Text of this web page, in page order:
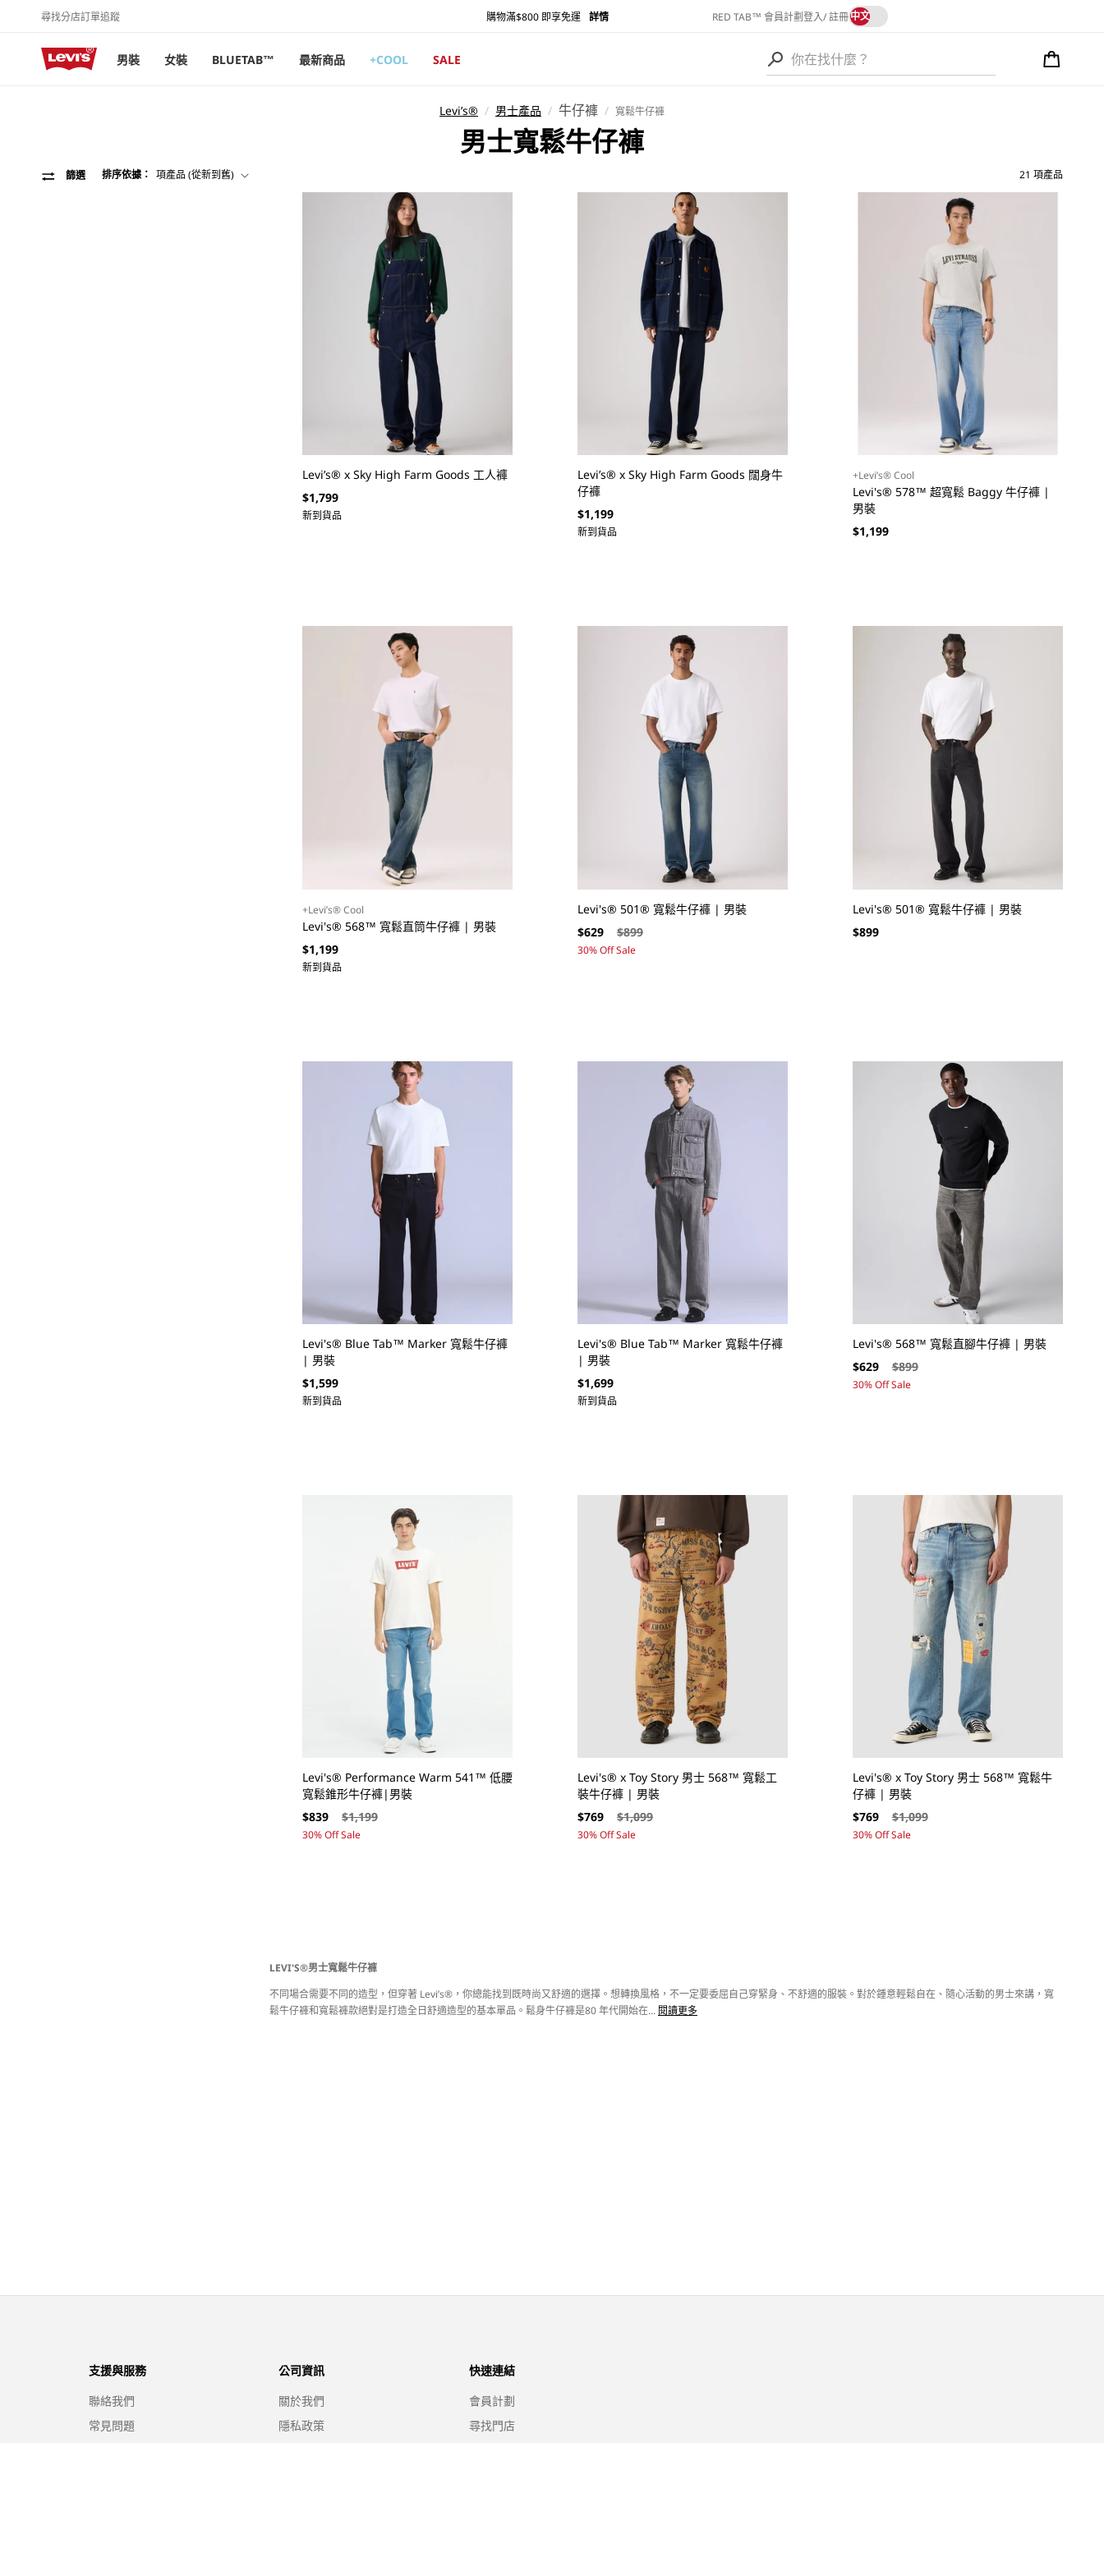
跳至內容
尋找分店訂單追蹤 購物滿$800 即享免運 詳情 RED TAB™ 會員計劃登入/ 註冊語
中文
語
物
男裝 女裝 BLUETAB™ 最新商品 +COOL SALE
Levi’s® / 男士產品 / 牛仔褲 / 寬鬆牛仔褲
商
品
系
男士寬鬆牛仔褲
篩選 排序依據： 21 項產品
Levi’s® x Sky High Farm Goods 工人褲
定
價
$1,799
新到貨品
Levi’s® x Sky High Farm Goods 闊身牛
仔褲
定
價
$1,199
新到貨品
+Levi’s® Cool
Levi's® 578™ 超寬鬆 Baggy 牛仔褲 |
男裝
定
$1,199
+Levi’s® Cool
Levi's® 568™ 寬鬆直筒牛仔褲 | 男裝
定
價
$1,199
新到貨品
Levi's® 501® 寬鬆牛仔褲 | 男裝
售
價
$629
定
價
$899
30% Off Sale
Levi's® 501® 寬鬆牛仔褲 | 男裝
定
$899
Levi's® Blue Tab™ Marker 寬鬆牛仔褲
| 男裝
定
價
$1,599
新到貨品
Levi's® Blue Tab™ Marker 寬鬆牛仔褲
| 男裝
定
價
$1,699
新到貨品
Levi's® 568™ 寬鬆直腳牛仔褲 | 男裝
售
價
$629
定
價
$899
30% Off Sale
Levi's® Performance Warm 541™ 低腰
寬鬆錐形牛仔褲|男裝
售
價
$839
定
價
$1,199
30% Off Sale
Levi's® x Toy Story 男士 568™ 寬鬆工
裝牛仔褲 | 男裝
售
價
$769
定
價
$1,099
30% Off Sale
Levi's® x Toy Story 男士 568™ 寬鬆牛
仔褲 | 男裝
售
價
$769
定
價
$1,099
30% Off Sale
LEVI'S®男士寬鬆牛仔褲
不同場合需要不同的造型，但穿著 Levi’s®，你總能找到既時尚又舒適的選擇。想轉換風格，不一定要委屈自己穿緊身、不舒適的服裝。對於鍾意輕鬆自在、隨心活動的男士來講，寬
鬆牛仔褲和寬鬆褲款絕對是打造全日舒適造型的基本單品。鬆身牛仔褲是80 年代開始在... 閱讀更多
支援與服務
聯絡我們
常見問題
公司資訊
關於我們
隱私政策
快速連結
會員計劃
尋找門店